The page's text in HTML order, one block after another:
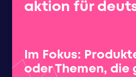
aktion für
Im Fokus:
oder Themen, die